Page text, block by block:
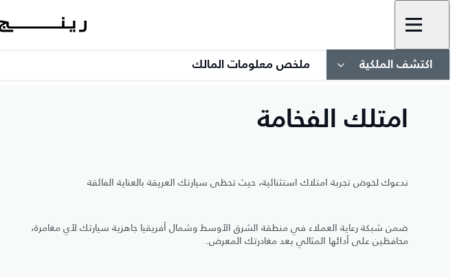
اكتشف الملكية ملخص معلومات المالك
امتلك الفخامة
ندعوك لخوض تجربة امتلاك استثنائية، حيث تحظى سيارتك العريقة بالعناية الفائقة
ضمن شبكة رعاية العملاء في منطقة الشرق الأوسط وشمال أفريقيا جاهزية سيارتك لأي مغامرة،
محافظين على أدائها المثالي بعد مغادرتك المعرض.